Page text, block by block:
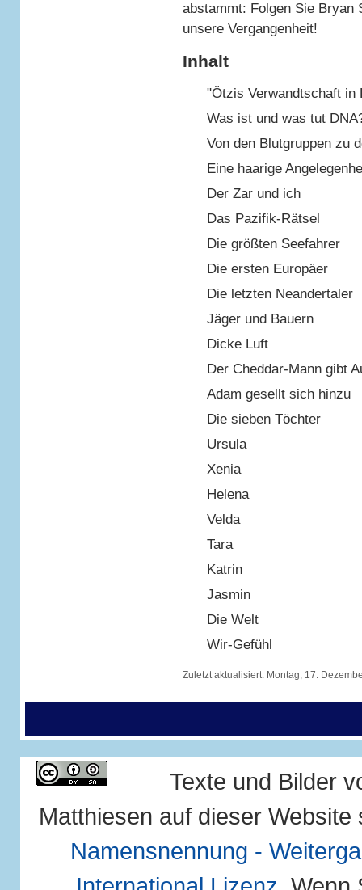
abstammt: Folgen Sie Bryan
unsere Vergangenheit!
Inhalt
"Ötzis Verwandtschaft in
Was ist und was tut
Von den Blutgruppen zu
Eine haarige
Der Zar und ich
Das Pazifik-Rätsel
Die größten Seefahrer
Die ersten Europäer
Die letzten Neandertaler
Jäger und Bauern
Dicke Luft
Der Cheddar-Mann gibt
Adam gesellt sich hinzu
Die sieben Töchter
Ursula
Xenia
Helena
Velda
Tara
Katrin
Jasmin
Die Welt
Wir-Gefühl
Zuletzt aktualisiert: Montag, 17.
Texte und Bilder
Matthiesen auf dieser
Namensnennung -